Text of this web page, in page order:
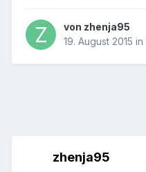
von zhenja95
19. August 2015 in
zhenja95